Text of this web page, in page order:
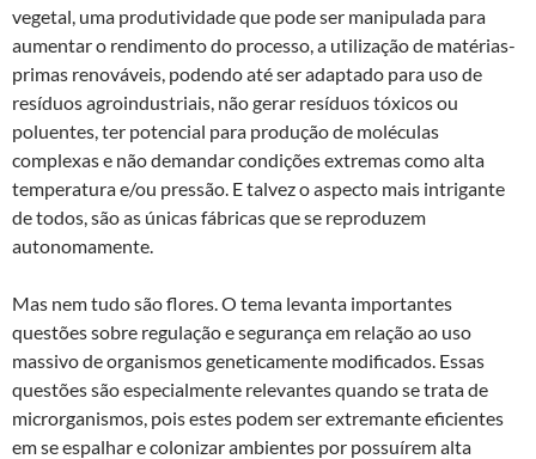
vegetal, uma produtividade que pode ser manipulada para
aumentar o rendimento do processo, a utilização de matérias-
primas renováveis, podendo até ser adaptado para uso de
resíduos agroindustriais, não gerar resíduos tóxicos ou
poluentes, ter potencial para produção de moléculas
complexas e não demandar condições extremas como alta
temperatura e/ou pressão. E talvez o aspecto mais intrigante
de todos, são as únicas fábricas que se reproduzem
autonomamente.
Mas nem tudo são flores. O tema levanta importantes
questões sobre regulação e segurança em relação ao uso
massivo de organismos geneticamente modificados. Essas
questões são especialmente relevantes quando se trata de
microrganismos, pois estes podem ser extremante eficientes
em se espalhar e colonizar ambientes por possuírem alta